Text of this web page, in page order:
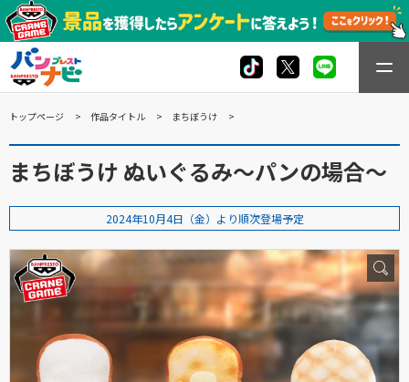
トップページ 作品タイトル まちぼうけ
まちぼうけ ぬいぐるみ～パンの場合～
2024年10月4日（金）より順次登場予定